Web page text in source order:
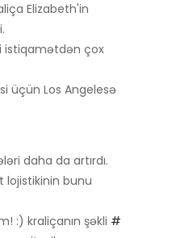
Elizabeth'in
istiqamətdən çox
üçün Los Angelesə
daha da artırdı.
lojistikinin bunu
:) kraliçanın şəkli #